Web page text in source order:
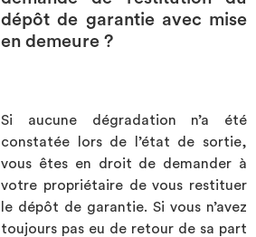
dépôt de garantie avec mise
en demeure ?
Si aucune dégradation n’a été
constatée lors de l’état de sortie,
vous êtes en droit de demander à
votre propriétaire de vous restituer
le dépôt de garantie. Si vous n’avez
toujours pas eu de retour de sa part